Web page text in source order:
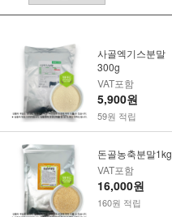
사골엑기스분말
300g
VAT포함
5,900원
59원 적립
돈골농축분말1kg
VAT포함
16,000원
160원 적립